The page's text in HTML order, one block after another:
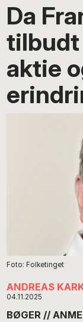
Da
tilbudt
aktie
Foto: Folketinget
ANDREAS
04.11.2025
BØGER //